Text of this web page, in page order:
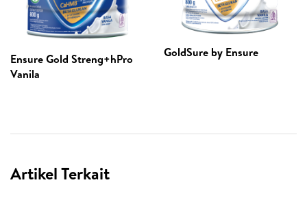
Ensure Gold Streng+hPro
Vanila
GoldSure by Ensure
Artikel Terkait